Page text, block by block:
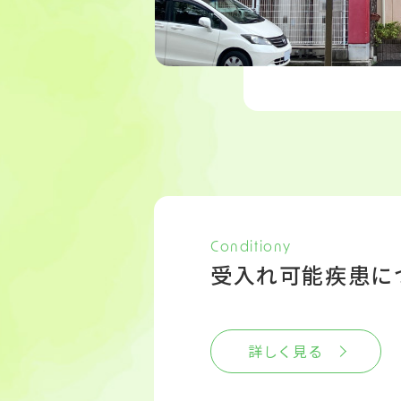
Conditiony
受入れ可能疾患に
詳しく見る